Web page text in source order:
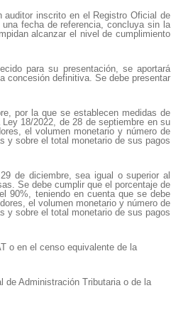
auditor inscrito en el Registro Oficial de
fecha de referencia, concluya sin la
alcanzar el nivel de cumplimiento
para su presentación, se aportará
concesión definitiva. Se debe presentar
por la que se establecen medidas de
18/2022, de 28 de septiembre en su
el volumen monetario y número de
y sobre el total monetario de sus pagos
de diciembre, sea igual o superior al
Se debe cumplir que el porcentaje de
90%, teniendo en cuenta que se debe
el volumen monetario y número de
y sobre el total monetario de sus pagos
o en el censo equivalente de la
de Administración Tributaria o de la